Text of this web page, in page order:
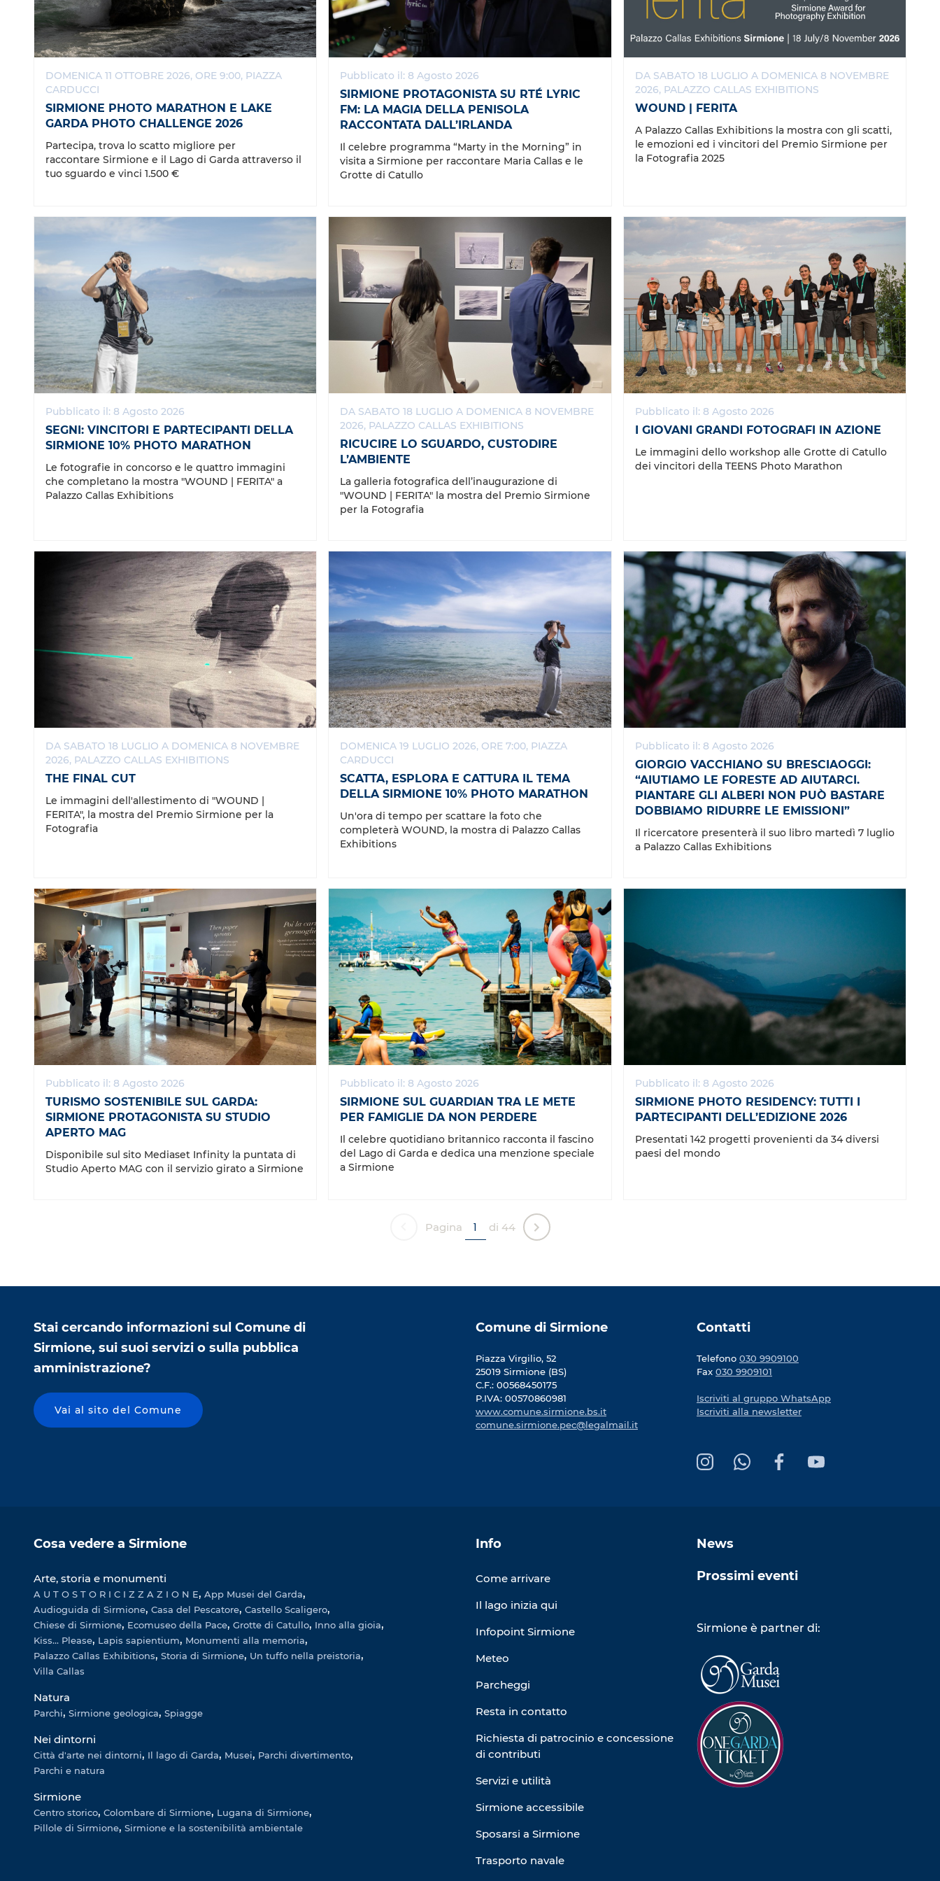
F
a
c
o
o
i
e
r
DOMENICA 11 OTTOBRE 2026, ORE 9:00, PIAZZA
CARDUCCI
SIRMIONE PHOTO MARATHON E LAKE
GARDA PHOTO CHALLENGE 2026
Partecipa, trova lo scatto migliore per
raccontare Sirmione e il Lago di Garda attraverso il
tuo sguardo e vinci 1.500 €
Pubblicato il: 8 Agosto 2026
SIRMIONE PROTAGONISTA SU RTÉ LYRIC
FM: LA MAGIA DELLA PENISOLA
RACCONTATA DALL’IRLANDA
Il celebre programma “Marty in the Morning” in
visita a Sirmione per raccontare Maria Callas e le
Grotte di Catullo
DA SABATO 18 LUGLIO A DOMENICA 8 NOVEMBRE
2026, PALAZZO CALLAS EXHIBITIONS
WOUND | FERITA
A Palazzo Callas Exhibitions la mostra con gli scatti,
le emozioni ed i vincitori del Premio Sirmione per
la Fotografia 2025
Pubblicato il: 8 Agosto 2026
SEGNI: VINCITORI E PARTECIPANTI DELLA
SIRMIONE 10% PHOTO MARATHON
Le fotografie in concorso e le quattro immagini
che completano la mostra "WOUND | FERITA" a
Palazzo Callas Exhibitions
DA SABATO 18 LUGLIO A DOMENICA 8 NOVEMBRE
2026, PALAZZO CALLAS EXHIBITIONS
RICUCIRE LO SGUARDO, CUSTODIRE
L’AMBIENTE
La galleria fotografica dell’inaugurazione di
"WOUND | FERITA" la mostra del Premio Sirmione
per la Fotografia
Pubblicato il: 8 Agosto 2026
I GIOVANI GRANDI FOTOGRAFI IN AZIONE
Le immagini dello workshop alle Grotte di Catullo
dei vincitori della TEENS Photo Marathon
DA SABATO 18 LUGLIO A DOMENICA 8 NOVEMBRE
2026, PALAZZO CALLAS EXHIBITIONS
THE FINAL CUT
Le immagini dell'allestimento di "WOUND |
FERITA", la mostra del Premio Sirmione per la
Fotografia
DOMENICA 19 LUGLIO 2026, ORE 7:00, PIAZZA
CARDUCCI
SCATTA, ESPLORA E CATTURA IL TEMA
DELLA SIRMIONE 10% PHOTO MARATHON
Un'ora di tempo per scattare la foto che
completerà WOUND, la mostra di Palazzo Callas
Exhibitions
Pubblicato il: 8 Agosto 2026
GIORGIO VACCHIANO SU BRESCIAOGGI:
“AIUTIAMO LE FORESTE AD AIUTARCI.
PIANTARE GLI ALBERI NON PUÒ BASTARE
DOBBIAMO RIDURRE LE EMISSIONI”
Il ricercatore presenterà il suo libro martedì 7 luglio
a Palazzo Callas Exhibitions
Pubblicato il: 8 Agosto 2026
TURISMO SOSTENIBILE SUL GARDA:
SIRMIONE PROTAGONISTA SU STUDIO
APERTO MAG
Disponibile sul sito Mediaset Infinity la puntata di
Studio Aperto MAG con il servizio girato a Sirmione
Pubblicato il: 8 Agosto 2026
SIRMIONE SUL GUARDIAN TRA LE METE
PER FAMIGLIE DA NON PERDERE
Il celebre quotidiano britannico racconta il fascino
del Lago di Garda e dedica una menzione speciale
a Sirmione
Pubblicato il: 8 Agosto 2026
SIRMIONE PHOTO RESIDENCY: TUTTI I
PARTECIPANTI DELL’EDIZIONE 2026
Presentati 142 progetti provenienti da 34 diversi
paesi del mondo
Pagina di 44
Stai cercando informazioni sul Comune di
Sirmione, sui suoi servizi o sulla pubblica
amministrazione?
Vai al sito del Comune
Comune di Sirmione
Piazza Virgilio, 52
25019 Sirmione (BS)
C.F.: 00568450175
P.IVA: 00570860981
www.comune.sirmione.bs.it
comune.sirmione.pec@legalmail.it
Contatti
Telefono 030 9909100
Fax 030 9909101
Iscriviti al gruppo WhatsApp
Iscriviti alla newsletter
I
g
a
W
p
k
Y
Cosa vedere a Sirmione
Arte, storia e monumenti
A U T O S T O R I C I Z Z A Z I O N E App Musei del Garda
Audioguida di Sirmione Casa del Pescatore Castello Scaligero
Chiese di Sirmione Ecomuseo della Pace Grotte di Catullo Inno alla gioia
Kiss... Please Lapis sapientium
Monumenti alla memoria
Palazzo Callas Exhibitions Storia di Sirmione Un tuffo nella preistoria
Villa Callas
Natura
Parchi Sirmione geologica Spiagge
Nei dintorni
Città d'arte nei dintorni Il lago di Garda Musei
Parchi divertimento
Parchi e natura
Sirmione
Centro storico Colombare di Sirmione Lugana di Sirmione
Pillole di Sirmione Sirmione e la sostenibilità ambientale
Info
Come arrivare
Il lago inizia qui
Infopoint Sirmione
Meteo
Parcheggi
Resta in contatto
Richiesta di patrocinio e concessione
di contributi
Servizi e utilità
Sirmione accessibile
Sposarsi a Sirmione
Trasporto navale
News
Prossimi eventi
Sirmione è partner di: